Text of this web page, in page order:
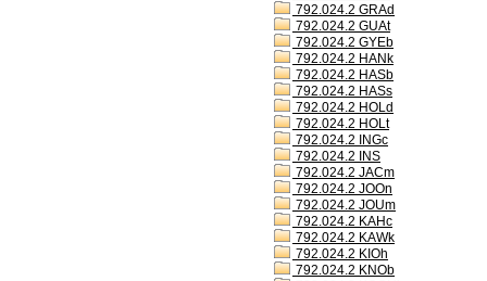
792.024.2 GRAd
792.024.2 GUAt
792.024.2 GYEb
792.024.2 HANk
792.024.2 HASb
792.024.2 HASs
792.024.2 HOLd
792.024.2 HOLt
792.024.2 INGc
792.024.2 INS
792.024.2 JACm
792.024.2 JOOn
792.024.2 JOUm
792.024.2 KAHc
792.024.2 KAWk
792.024.2 KIOh
792.024.2 KNOb